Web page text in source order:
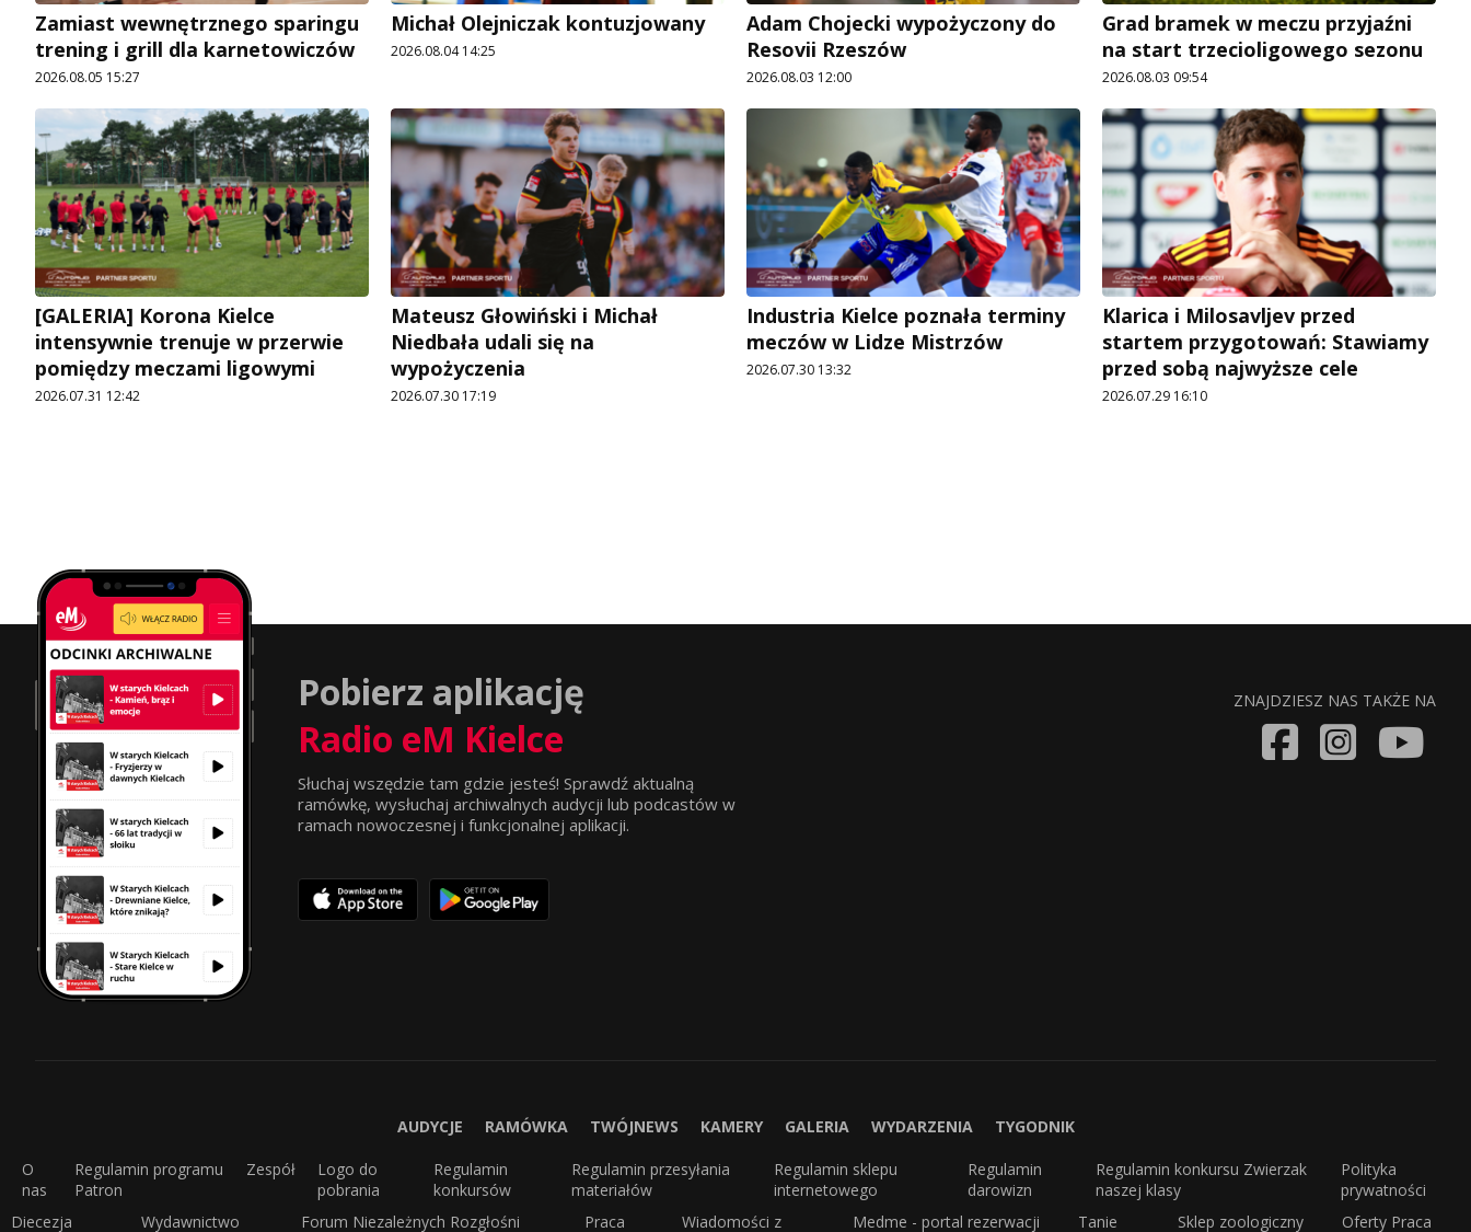
Zamiast wewnętrznego sparingu
trening i grill dla karnetowiczów
2026.08.05 15:27
Michał Olejniczak kontuzjowany
2026.08.04 14:25
Adam Chojecki wypożyczony do
Resovii Rzeszów
2026.08.03 12:00
Grad bramek w meczu przyjaźni
na start trzecioligowego sezonu
2026.08.03 09:54
[GALERIA] Korona Kielce
intensywnie trenuje w przerwie
pomiędzy meczami ligowymi
2026.07.31 12:42
Mateusz Głowiński i Michał
Niedbała udali się na
wypożyczenia
2026.07.30 17:19
Industria Kielce poznała terminy
meczów w Lidze Mistrzów
2026.07.30 13:32
Klarica i Milosavljev przed
startem przygotowań: Stawiamy
przed sobą najwyższe cele
2026.07.29 16:10
Pobierz aplikację
Radio eM Kielce
Słuchaj wszędzie tam gdzie jesteś! Sprawdź aktualną
ramówkę, wysłuchaj archiwalnych audycji lub podcastów w
ramach nowoczesnej i funkcjonalnej aplikacji.
ZNAJDZIESZ NAS TAKŻE NA
AUDYCJE RAMÓWKA TWÓJNEWS KAMERY GALERIA WYDARZENIA TYGODNIK
O
nas
Regulamin programu
Patron
Zespół
Logo do
pobrania
Regulamin
konkursów
Regulamin przesyłania
materiałów
Regulamin sklepu
internetowego
Regulamin
darowizn
Regulamin konkursu Zwierzak
naszej klasy
Polityka
prywatności
Diecezja
Wydawnictwo Forum Niezależnych Rozgłośni Praca Wiadomości z Medme - portal rezerwacji Tanie Sklep zoologiczny Oferty Praca